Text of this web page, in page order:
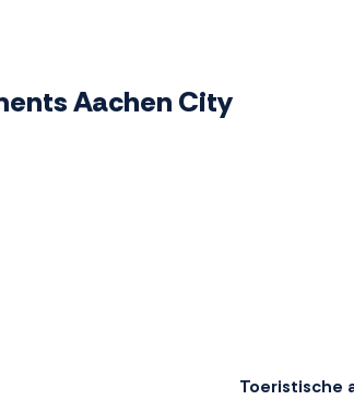
Aachen City
Toeristische